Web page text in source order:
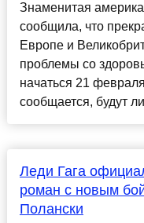
Знаменитая
сообщила, что
Европе и
проблемы со
начаться 21
сообщается, будут
Леди Гага
роман с новым
Полански